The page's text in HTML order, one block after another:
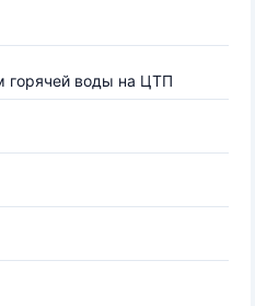
горячей воды на ЦТП